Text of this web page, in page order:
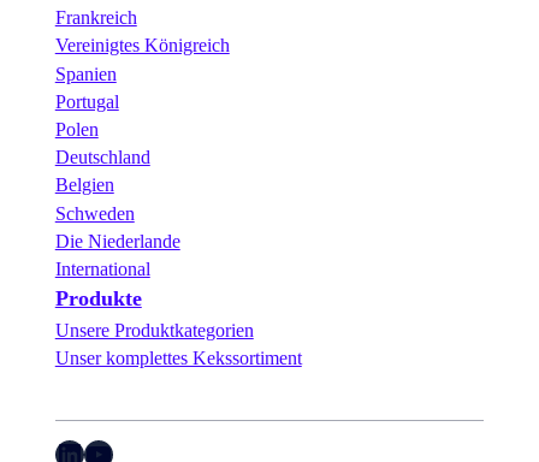
Frankreich
Vereinigtes Königreich
Spanien
Portugal
Polen
Deutschland
Belgien
Schweden
Die Niederlande
International
Produkte
Unsere Produktkategorien
Unser komplettes Kekssortiment
LinkedIn YouTube